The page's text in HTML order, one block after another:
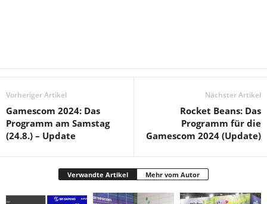
Vorheriger Artikel
Gamescom 2024: Das
Programm am Samstag
(24.8.) – Update
Nächster Artikel
Rocket Beans: Das
Programm für die
Gamescom 2024 (Update)
Verwandte Artikel Mehr vom Autor